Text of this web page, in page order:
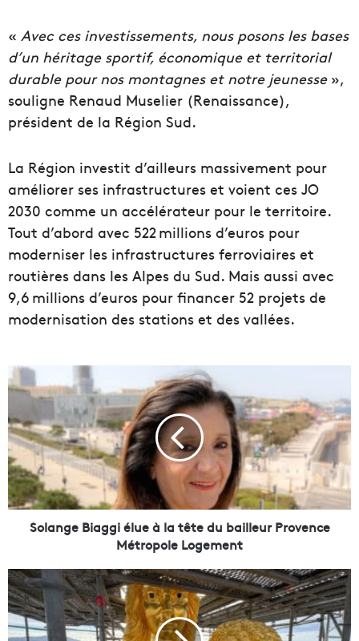
« Avec ces investissements, nous posons les bases
d’un héritage sportif, économique et territorial
durable pour nos montagnes et notre jeunesse»,
souligne Renaud Muselier (Renaissance),
président de la Région Sud.
La Région investit d’ailleurs massivement pour
améliorer ses infrastructures et voient ces JO
2030 comme un accélérateur pour le territoire.
Tout d’abord avec 522 millions d’euros pour
moderniser les infrastructures ferroviaires et
routières dans les Alpes du Sud. Mais aussi avec
9,6 millions d’euros pour financer 52 projets de
modernisation des stations et des vallées.
S
o
a
n
g
e
B
i
i
é
l
u
Solange Biaggi élue à la tête du bailleur Provence
Métropole Logement
V
i
d
é